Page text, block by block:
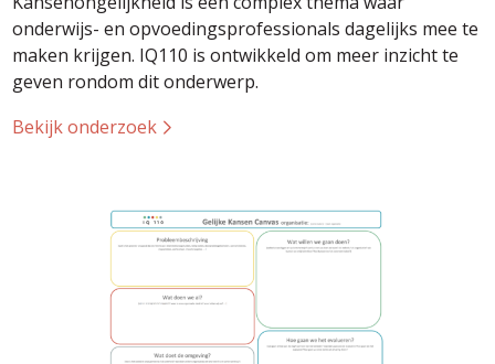
onderwijs- en opvoedingsprofessionals dagelijks mee te
maken krijgen. IQ110 is ontwikkeld om meer inzicht te
geven rondom dit onderwerp.
Bekijk onderzoek